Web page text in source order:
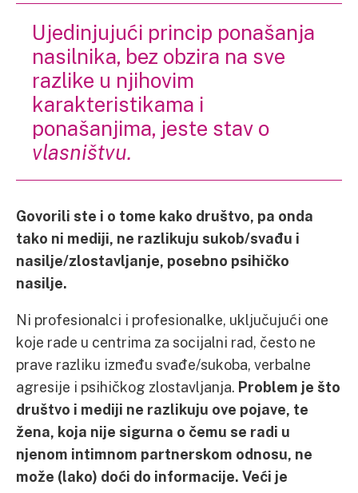
Ujedinjujući princip ponašanja
nasilnika, bez obzira na sve
razlike u njihovim
karakteristikama i
ponašanjima, jeste stav o
vlasništvu.
Govorili ste i o tome kako društvo, pa onda
tako ni mediji, ne razlikuju sukob/svađu i
nasilje/zlostavljanje, posebno psihičko
nasilje.
Ni profesionalci i profesionalke, uključujući one
koje rade u centrima za socijalni rad, često ne
prave razliku između svađe/sukoba, verbalne
agresije i psihičkog zlostavljanja. Problem je što
društvo i mediji ne razlikuju ove pojave, te
žena, koja nije sigurna o čemu se radi u
njenom intimnom partnerskom odnosu, ne
može (lako) doći do informacije. Veći je